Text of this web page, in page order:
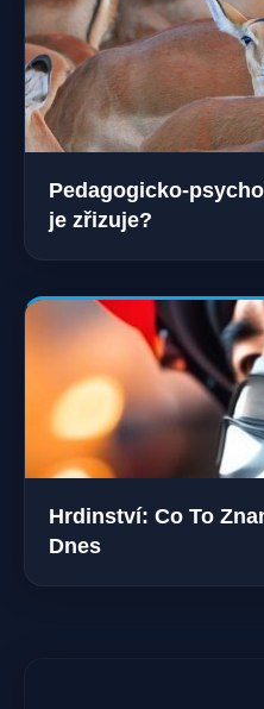
Pedagogicko-
je zřizuje?
Hrdinství: Co To
Dnes